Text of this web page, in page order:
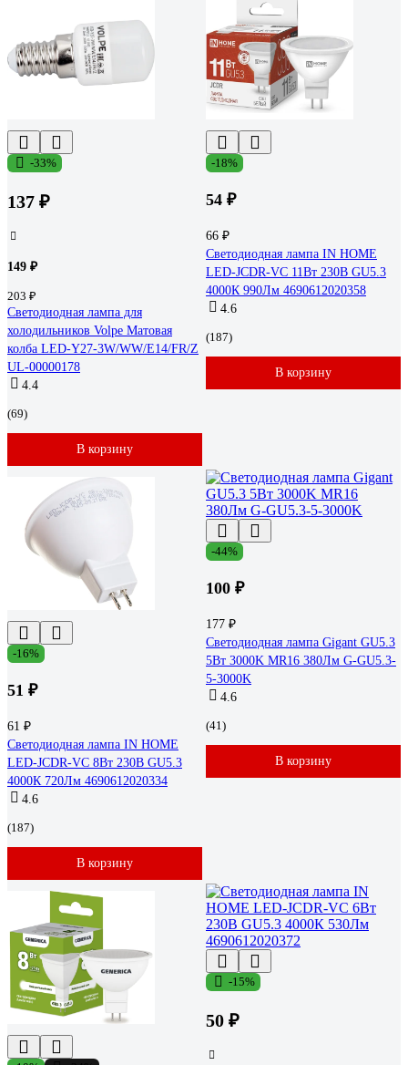
-33%
137 ₽
149 ₽
203 ₽
Светодиодная лампа для
холодильников Volpe Матовая
колба LED-Y27-3W/WW/E14/FR/Z
UL-00000178
4.4
(69)
В корзину
-18%
54 ₽
66 ₽
Светодиодная лампа IN HOME
LED-JCDR-VC 11Вт 230В GU5.3
4000К 990Лм 4690612020358
4.6
(187)
В корзину
-16%
51 ₽
61 ₽
Светодиодная лампа IN HOME
LED-JCDR-VC 8Вт 230В GU5.3
4000К 720Лм 4690612020334
4.6
(187)
В корзину
-44%
100 ₽
177 ₽
Светодиодная лампа Gigant GU5.3
5Вт 3000K MR16 380Лм G-GU5.3-
5-3000K
4.6
(41)
В корзину
-15%
50 ₽